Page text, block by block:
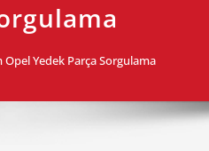
Opel Yedek Parça Sorgulama